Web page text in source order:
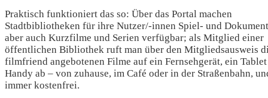
Praktisch funktioniert das so: Über das Portal machen
Stadtbibliotheken für ihre Nutzer/-innen Spiel- und
aber auch Kurzfilme und Serien verfügbar; als Mitglied einer
öffentlichen Bibliothek ruft man über den Mitgliedsausweis
filmfriend angebotenen Filme auf ein Fernsehgerät, ein
Handy ab – von zuhause, im Café oder in der Straßenbahn,
immer kostenfrei.